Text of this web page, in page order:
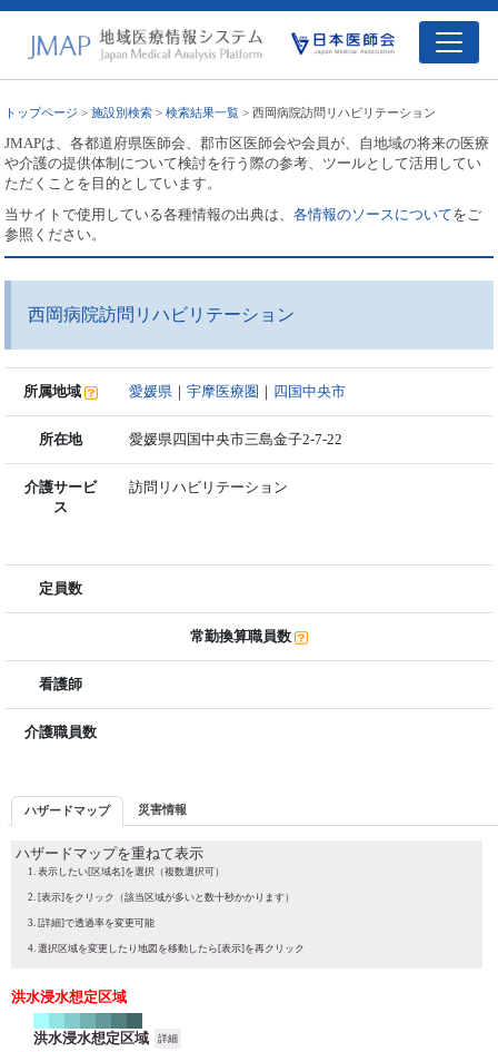
トップページ >施設別検索 >検索結果一覧 > 西岡病院訪問リハビリテーション
JMAPは、各都道府県医師会、郡市区医師会や会員が、自地域の将来の医療
や介護の提供体制について検討を行う際の参考、ツールとして活用してい
ただくことを目的としています。
当サイトで使用している各種情報の出典は、各情報のソースについてをご
参照ください。
西岡病院訪問リハビリテーション
所属地域 愛媛県 ｜宇摩医療圏 ｜ 四国中央市
所在地 愛媛県四国中央市三島金子2-7-22
介護サービ
ス
訪問リハビリテーション
定員数
常勤換算職員数
看護師
介護職員数
ハザードマップ 災害情報
ハザードマップを重ねて表示
表示したい[区域名]を選択（複数選択可）
[表示]をクリック（該当区域が多いと数十秒かかります）
[詳細]で透過率を変更可能
選択区域を変更したり地図を移動したら[表示]を再クリック
洪水浸水想定区域
洪水浸水想定区域 詳細